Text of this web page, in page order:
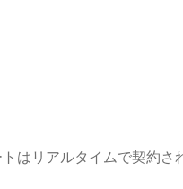
はリアルタイムで契約